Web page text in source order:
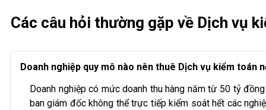
Các câu hỏi thường gặp về Dịch vụ
Doanh nghiệp quy mô nào nên thuê Dịch vụ kiểm toán
Doanh nghiệp có mức doanh thu hàng năm từ 50 tỷ
ban giám đốc không thể trực tiếp kiểm soát hết các